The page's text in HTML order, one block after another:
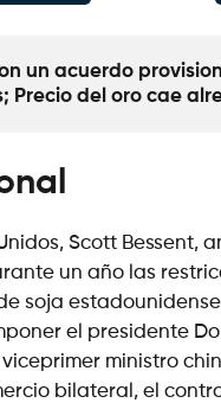
un acuerdo
Precio del oro cae
Scott
un año las
soja
el presidente
ministro
bilateral, el